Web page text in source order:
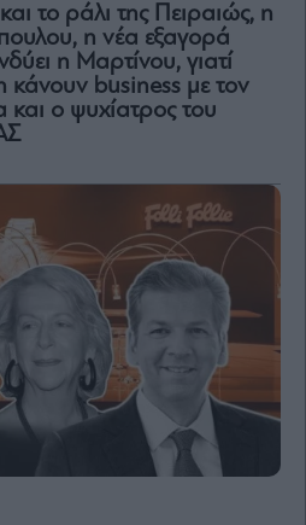
το ράλι της Πειραιώς, η
η νέα εξαγορά
η Μαρτίνου, γιατί
κάνουν business με τον
ο ψυχίατρος του